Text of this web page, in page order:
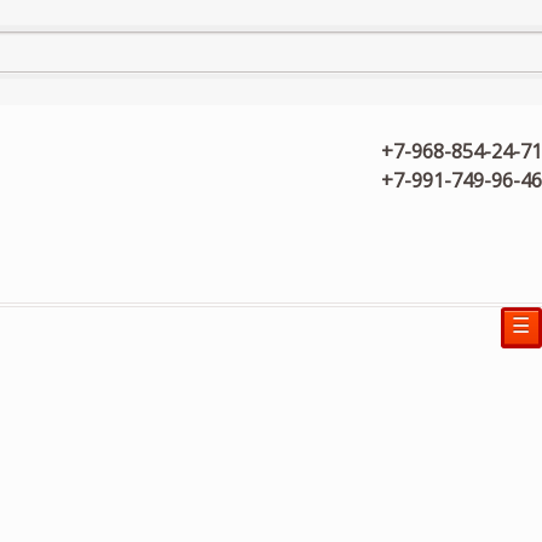
+7-968-854-24-71
+7-991-749-96-46
☰